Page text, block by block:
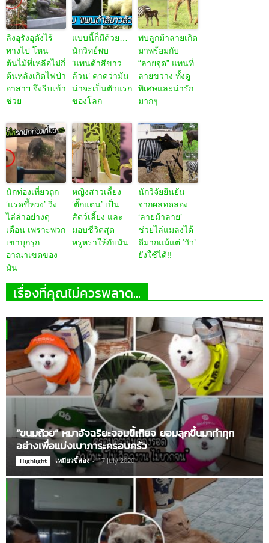
ลิงอุรังอุตังไร้
ทางไป โหน
ต้นไม้ที่เหลือไม่กี่
ต้นหลังเกิดไฟป่า
อาสาฯ จึงรีบเข้า
ช่วย
แบบนี้ก็มีด้วย…
นักวิทย์พบ
‘แพนด้าสีขาว
ล้วน’ คาดว่ามัน
น่าจะเป็นตัวแรก
ของโลก
พบลูกม้าลายเกิด
มาพร้อมกับ
“ลายจุด” แทนที่
ลายขวาง ทั้งดู
พิเศษและน่ารัก
มากๆ
นักท่องเที่ยวถูก
‘แรดขี้หวง’ วิ่ง
ไล่ล่าอย่างดุ
เดือน เพราะพวก
เขาบุกรุก
อาณาเขตของ
มัน
หญิงสาวเลี้ยง
‘ตั๊กแตน’ เป็น
สัตว์เลี้ยง และ
มอบชีวิตสุด
หรูหราให้กับมัน
นักวิจัยยืนยัน
จากผลทดลอง
‘ลายม้าลาย’
ช่วยไล่แมลงได้
ดีมากแม้แต่ ‘วัว’
ยังใช้ได้!!
เรื่องที่คุณไม่ควรพลาด...
“ขนมถ้วย” หมาอัจฉริยะจอมขี้เกียจ ยอมลุกขึ้นมาทำทุก
อย่างเพื่อแบ่งเบาภาระครอบครัว
Highlight เหมียวขี้ส่อง - 17 July 2020